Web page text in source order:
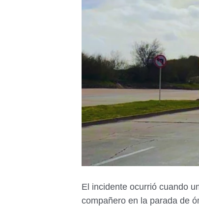
El incidente ocurrió cuando
compañero en la parada de